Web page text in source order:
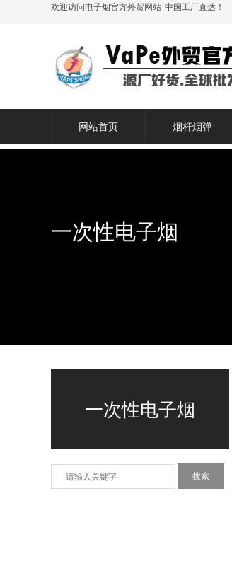
欢迎访问电子烟官方外贸网站_中国工厂直达！
网站首页 烟杆烟弹
一次性电子烟
一次性电子烟